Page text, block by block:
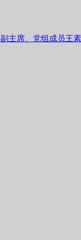
主席、党组成员